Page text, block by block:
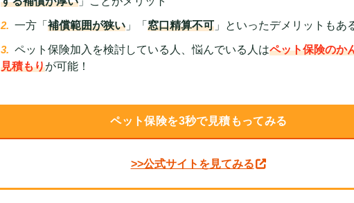
一方「補償範囲が狭い 」「窓口精算不可 」といったデメリットもあ
ペット保険加入を検討している人、悩んでいる人はペット保険のか
見積もりが可能！
ペット保険を3秒で見積もってみる
>>公式サイトを見てみる